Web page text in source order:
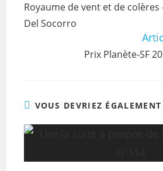
Royaume de vent et de colères
Del Socorro
Prix Planète-SF
VOUS DEVRIEZ